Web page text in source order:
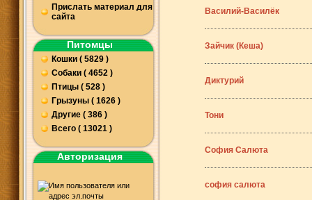
Прислать материал для
сайта
Питомцы
Кошки ( 5829 )
Собаки ( 4652 )
Птицы ( 528 )
Грызуны ( 1626 )
Другие ( 386 )
Всего ( 13021 )
Авторизация
Василий-Василёк
Зайчик (Кеша)
Диктурий
Тони
София Салюта
софия салюта